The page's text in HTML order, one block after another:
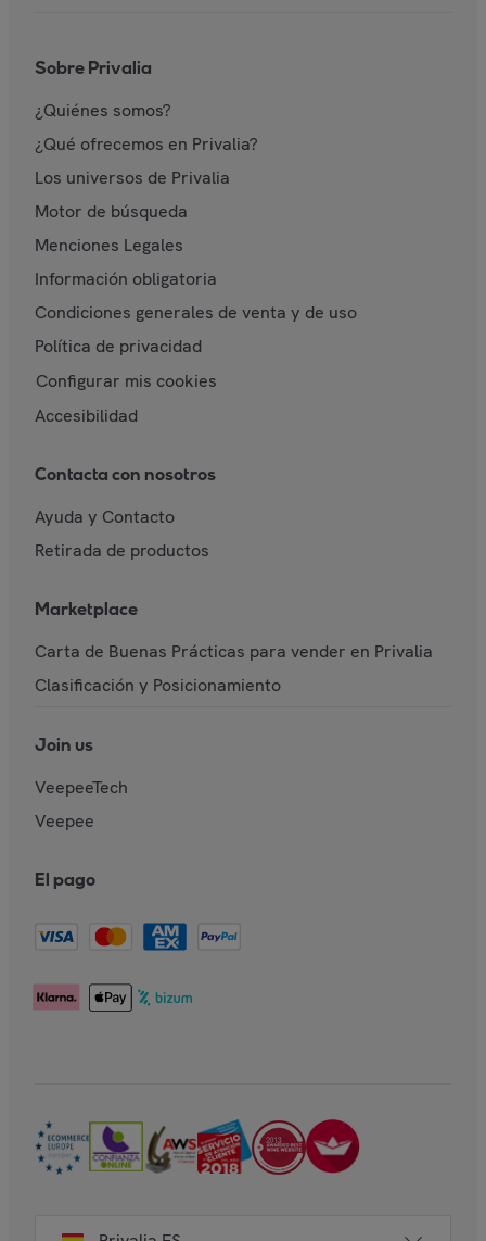
Sobre Privalia
¿Quiénes somos?
¿Qué ofrecemos en Privalia?
Los universos de Privalia
Motor de búsqueda
Menciones Legales
Información obligatoria
Condiciones generales de venta y de uso
Política de privacidad
Configurar mis cookies
Accesibilidad
Contacta con nosotros
Ayuda y Contacto
Retirada de productos
Marketplace
Carta de Buenas Prácticas para vender en Privalia
Clasificación y Posicionamiento
Join us
VeepeeTech
Veepee
El pago